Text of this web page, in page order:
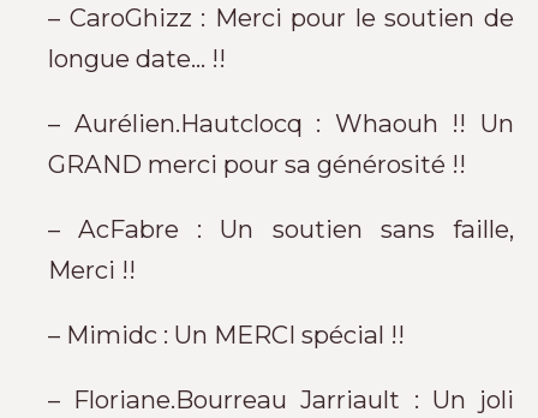
– CaroGhizz : Merci pour le soutien de
longue date… !!
– Aurélien.Hautclocq : Whaouh !! Un
GRAND merci pour sa générosité !!
– AcFabre : Un soutien sans faille,
Merci !!
– Mimidc : Un MERCI spécial !!
– Floriane.Bourreau Jarriault : Un joli